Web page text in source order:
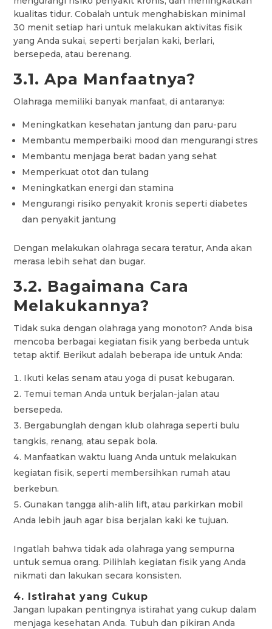
kualitas tidur. Cobalah untuk menghabiskan minimal
30 menit setiap hari untuk melakukan aktivitas fisik
yang Anda sukai, seperti berjalan kaki, berlari,
bersepeda, atau berenang.
3.1. Apa Manfaatnya?
Olahraga memiliki banyak manfaat, di antaranya:
Meningkatkan kesehatan jantung dan paru-paru
Membantu memperbaiki mood dan mengurangi stres
Membantu menjaga berat badan yang sehat
Memperkuat otot dan tulang
Meningkatkan energi dan stamina
Mengurangi risiko penyakit kronis seperti diabetes
dan penyakit jantung
Dengan melakukan olahraga secara teratur, Anda akan
merasa lebih sehat dan bugar.
3.2. Bagaimana Cara
Melakukannya?
Tidak suka dengan olahraga yang monoton? Anda bisa
mencoba berbagai kegiatan fisik yang berbeda untuk
tetap aktif. Berikut adalah beberapa ide untuk Anda:
Ikuti kelas senam atau yoga di pusat kebugaran.
Temui teman Anda untuk berjalan-jalan atau
bersepeda.
Bergabunglah dengan klub olahraga seperti bulu
tangkis, renang, atau sepak bola.
Manfaatkan waktu luang Anda untuk melakukan
kegiatan fisik, seperti membersihkan rumah atau
berkebun.
Gunakan tangga alih-alih lift, atau parkirkan mobil
Anda lebih jauh agar bisa berjalan kaki ke tujuan.
Ingatlah bahwa tidak ada olahraga yang sempurna
untuk semua orang. Pilihlah kegiatan fisik yang Anda
nikmati dan lakukan secara konsisten.
4. Istirahat yang Cukup
Jangan lupakan pentingnya istirahat yang cukup dalam
menjaga kesehatan Anda. Tubuh dan pikiran Anda